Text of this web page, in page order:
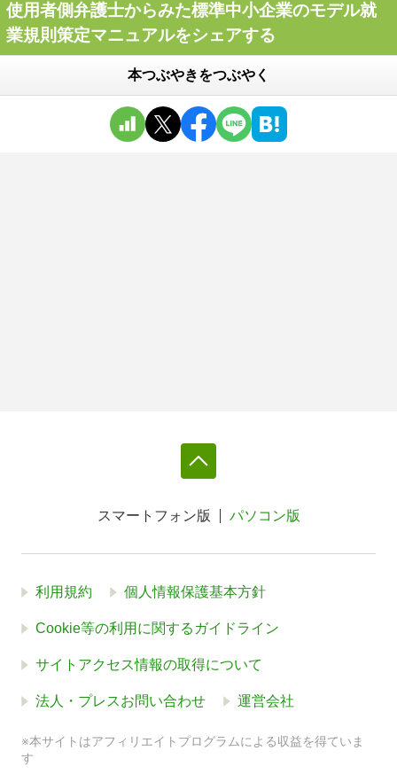
使用者側弁護士からみた標準中小企業のモデル就
業規則策定マニュアルをシェアする
本つぶやきをつぶやく
スマートフォン版 パソコン版
利用規約 個人情報保護基本方針
Cookie等の利用に関するガイドライン
サイトアクセス情報の取得について
法人・プレスお問い合わせ 運営会社
※本サイトはアフィリエイトプログラムによる収益を得ていま
す